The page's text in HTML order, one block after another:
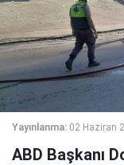
Yayınlanma: 02 Haziran
ABD Başkanı